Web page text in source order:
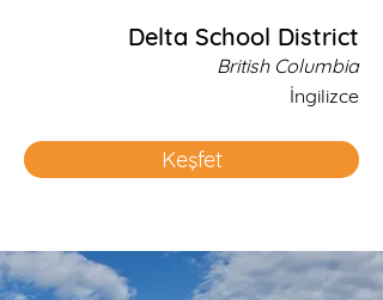
Delta School District
British Columbia
İngilizce
Keşfet